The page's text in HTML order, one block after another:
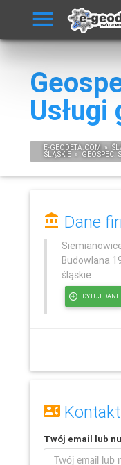
E-GEODETA.COM »
ŚLĄSKIE » GEOSPEC.
Dane
Budowlana
śląskie
EDYTUJ DANE
Kontakt
Twój email lub